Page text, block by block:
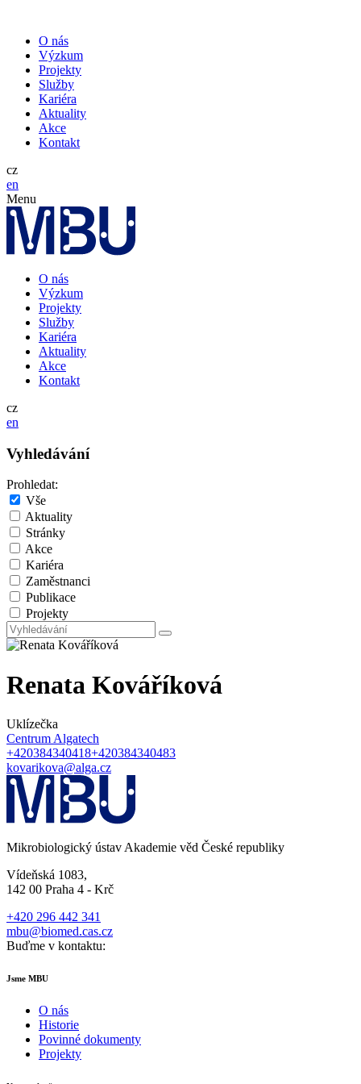
O nás
Výzkum
Projekty
Služby
Kariéra
Aktuality
Akce
Kontakt
cz
en
Menu
O nás
Výzkum
Projekty
Služby
Kariéra
Aktuality
Akce
Kontakt
cz
en
Vyhledávání
Prohledat:
Vše
Aktuality
Stránky
Akce
Kariéra
Zaměstnanci
Publikace
Projekty
Renata Kováříková
Uklízečka
Centrum Algatech
+420384340418+420384340483
kovarikova@alga.cz
Mikrobiologický ústav Akademie věd České republiky
Vídeňská 1083,
142 00 Praha 4 - Krč
+420 296 442 341
mbu@biomed.cas.cz
Buďme v kontaktu:
Jsme MBU
O nás
Historie
Povinné dokumenty
Projekty